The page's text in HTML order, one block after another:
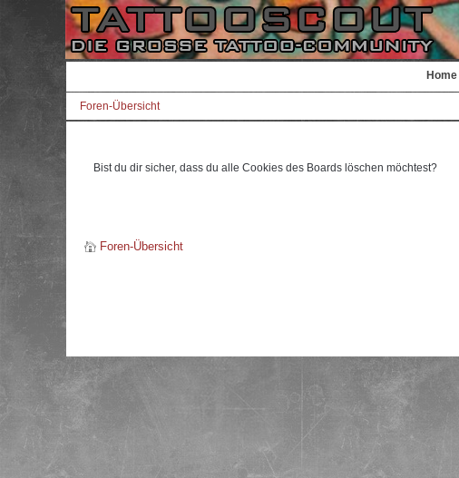
Home
Foren-Übersicht
Bist du dir sicher, dass du alle Cookies des Boards löschen möchtest?
Foren-Übersicht